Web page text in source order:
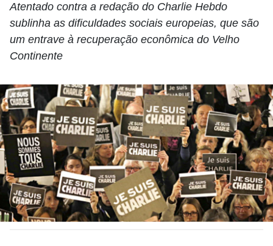
Atentado contra a redação do Charlie Hebdo
sublinha as dificuldades sociais europeias, que são
um entrave à recuperação econômica do Velho
Continente